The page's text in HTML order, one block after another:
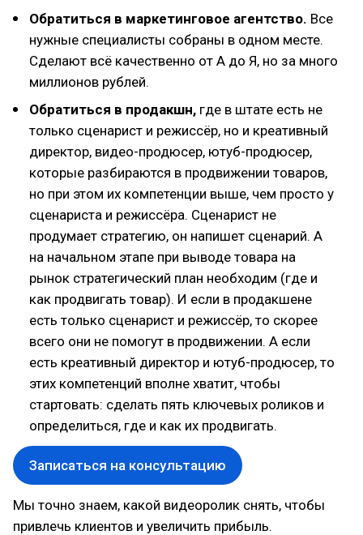
Обратиться в маркетинговое агентство. Все
нужные специалисты собраны в одном месте.
Сделают всё качественно от А до Я, но за много
миллионов рублей.
Обратиться в продакшн, где в штате есть не
только сценарист и режиссёр, но и креативный
директор, видео-продюсер, ютуб-продюсер,
которые разбираются в продвижении товаров,
но при этом их компетенции выше, чем просто у
сценариста и режиссёра. Сценарист не
продумает стратегию, он напишет сценарий. А
на начальном этапе при выводе товара на
рынок стратегический план необходим (где и
как продвигать товар). И если в продакшене
есть только сценарист и режиссёр, то скорее
всего они не помогут в продвижении. А если
есть креативный директор и ютуб-продюсер, то
этих компетенций вполне хватит, чтобы
стартовать: сделать пять ключевых роликов и
определиться, где и как их продвигать.
Записаться на консультацию
Мы точно знаем, какой видеоролик снять, чтобы
привлечь клиентов и увеличить прибыль.